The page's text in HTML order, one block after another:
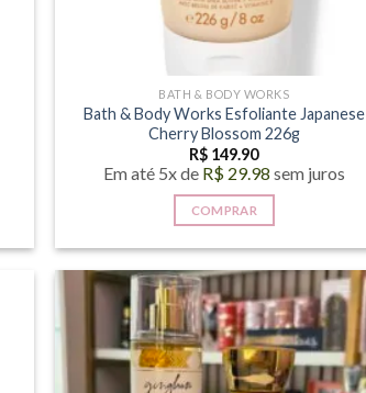
BATH & BODY WORKS
Bath & Body Works Esfoliante Japanese
Cherry Blossom 226g
R$ 149.90
Em até 5x de R$29.98 sem juros
COMPRAR